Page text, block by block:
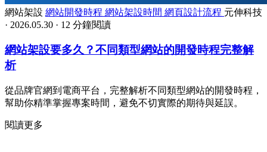
網站架設 網站開發時程 網站架設時間 網頁設計流程 元伸科技
· 2026.05.30 · 12 分鐘閱讀
網站架設要多久？不同類型網站的開發時程完整解
析
從品牌官網到電商平台，完整解析不同類型網站的開發時程，
幫助你精準掌握專案時間，避免不切實際的期待與延誤。
閱讀更多